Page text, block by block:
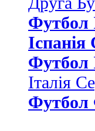
Футбол
Іспанія
Футбол
Італія
Футбол